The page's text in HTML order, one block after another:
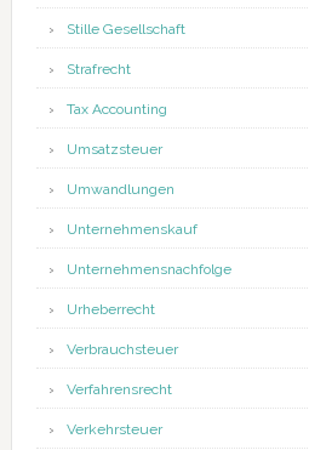
Stille Gesellschaft
Strafrecht
Tax Accounting
Umsatzsteuer
Umwandlungen
Unternehmenskauf
Unternehmensnachfolge
Urheberrecht
Verbrauchsteuer
Verfahrensrecht
Verkehrsteuer